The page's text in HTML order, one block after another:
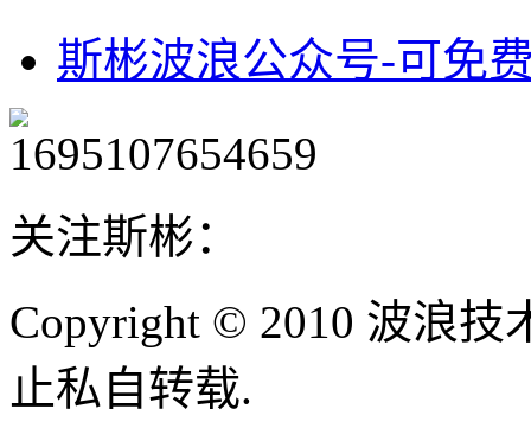
斯彬波浪公众号-可免
关注斯彬：
Copyright © 2010 波浪技
止私自转载.